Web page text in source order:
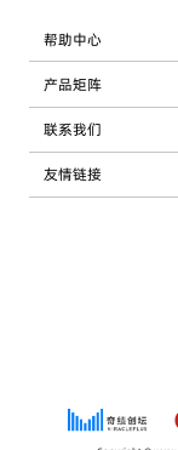
帮助中心
产品矩阵
联系我们
友情链接